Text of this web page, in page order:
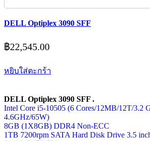
DELL Optiplex 3090 SFF
฿22,545.00
หยิบใส่ตะกร้า
DELL Optiplex 3090 SFF .
Intel Core i5-10505 (6 Cores/12MB/12T/3.2
4.6GHz/65W)
8GB (1X8GB) DDR4 Non-ECC
1TB 7200rpm SATA Hard Disk Drive 3.5